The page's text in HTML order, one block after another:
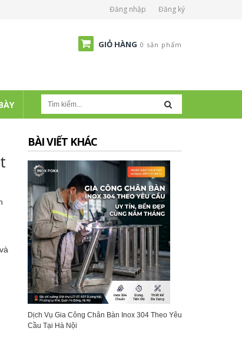
Đăng nhập Đăng ký
GIỎ HÀNG 0 sản phẩm
BÀI VIẾT KHÁC
Dịch Vụ Gia Công Chân Bàn Inox 304 Theo Yêu
Cầu Tại Hà Nội